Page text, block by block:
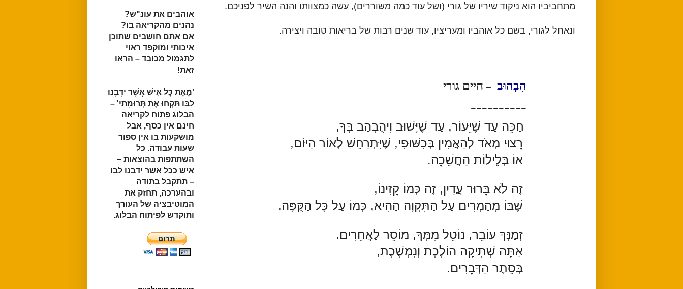
מתחביביו הוא ניקוד שיריו של גורי (ושל עוד כמה משוררים), עשה כמצוותו והנה השיר לפניכם.
ונאחל לגורי, בשם כל אוהביו ומעריציו, עוד שנים רבות של בריאות טובה ויצירה.
הִבְהוּב – חיים גורי
----------
חַכֵּה עַד שֶׁיֵּעוֹר, עַד שֶׁיָּשׁוּב וִיהֻבְהַב בְּךָ,
רָצוּי מְאֹד לְהַאֲמִין בְּכִשּׁוּפִי, שֶׁיִּתְרַחֵשׁ לְאוֹר הַיּוֹם,
אוֹ בְּלֵילוֹת הַחֲשֵׁכָה.
זֶה לֹא בָּרוּר עֲדַיִן, זֶה כְּמוֹ קָזִינוֹ,
שֶׁבּוֹ מְהַמְרִים עַל הַתִּקְוָה הַהִיא, כְּמוֹ עַל כָּל הַקֻּפָּה.
זְמַנְּךָ עוֹבֵר, נוֹטֵל מִמְּךָ, מוֹסֵר לַאֲחֵרִים.
אַתָּה שְׁתִיקָה הוֹלֶכֶת וְנִמְשֶׁכֶת,
בְּסֵתֶר הַדְּבָרִים.
אוהבים את עונ"ש?
נהנים מהקריאה בו?
אם אתם חושבים שתוכן
איכותי ומוקפד ראוי
לתגמול מכובד – הראו
זאת!
‏'מֵאֵת כָּל אִישׁ אֲשֶׁר יִדְּבֶנּוּ
לִבּוֹ תִּקְחוּ אֶת תְּרוּמָתִי' – ‏
הבלוג פתוח לקריאה
חינם אין כסף, אבל
מושקעות בו אין ספור
שעות עבודה. כל
השתתפות בהוצאות –
איש ככל אשר ידבנו לבו
– תתקבל בתודה
ובהערכה, תחזק את
המוטיבציה של העורך
ותוקדש לפיתוח הבלוג.